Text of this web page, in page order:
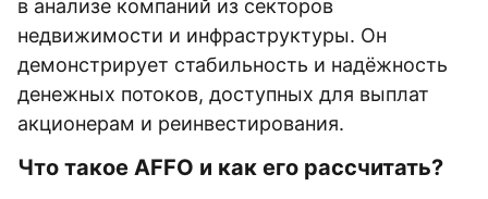
в анализе компаний из секторов
недвижимости и инфраструктуры. Он
демонстрирует стабильность и надёжность
денежных потоков, доступных для выплат
акционерам и реинвестирования.
Что такое AFFO и как его рассчитать?